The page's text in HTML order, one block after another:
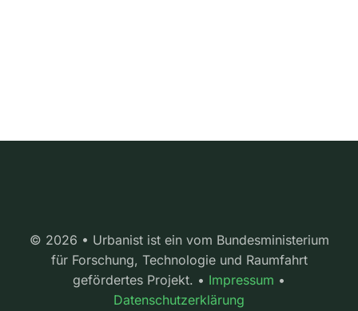
© 2026 • Urbanist ist ein vom Bundesministerium
für Forschung, Technologie und Raumfahrt
gefördertes Projekt. • Impressum •
Datenschutzerklärung